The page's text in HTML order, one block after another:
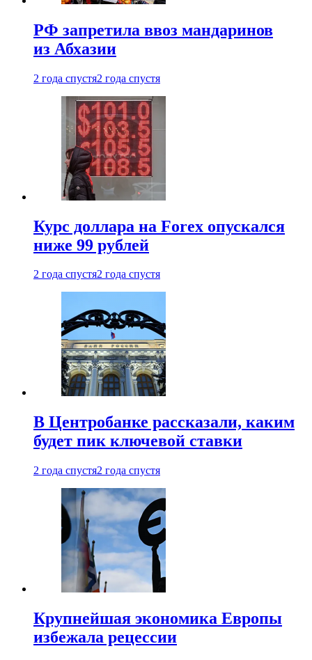
РФ запретила ввоз мандаринов
из Абхазии
2 года спустя2 года спустя
Курс доллара на Forex опускался
ниже 99 рублей
2 года спустя2 года спустя
В Центробанке рассказали, каким
будет пик ключевой ставки
2 года спустя2 года спустя
Крупнейшая экономика Европы
избежала рецессии